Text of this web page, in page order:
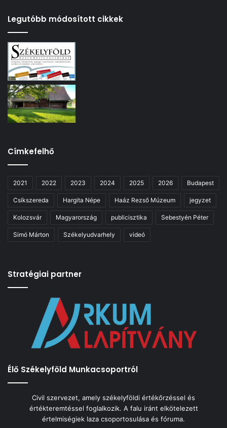
Legutóbb módosított cikkek
Címkefelhő
2021 2022 2023 2024 2025 2026 Budapest
Csíkszereda Hargita Népe Haáz Rezső Múzeum jegyzet
Kolozsvár Magyarország publicisztika Sebestyén Péter
Simó Márton Székelyudvarhely videó
Stratégiai partner
Élő Székelyföld Munkacsoportról
Civil szervezet, amely székelyföldi értékőrzéssel és
értékteremtéssel foglalkozik. A falu iránt elkötelezett
értelmiségiek laza csoportosulása és fóruma.